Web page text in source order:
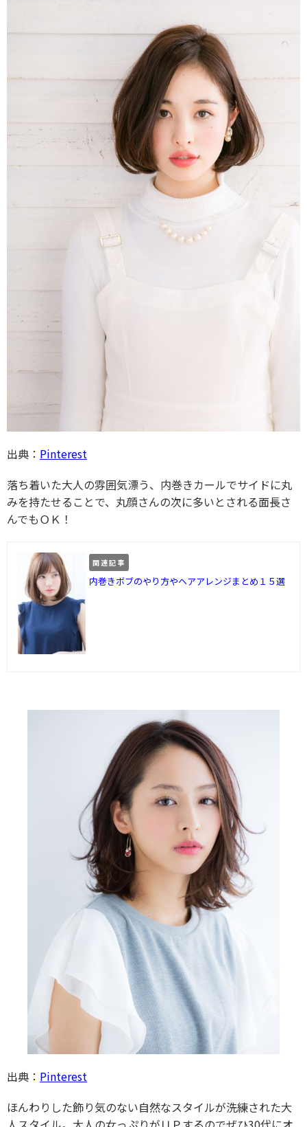
出典： Pinterest
落ち着いた大人の雰囲気漂う、内巻きカールでサイドに丸
みを持たせることで、丸顔さんの次に多いとされる面長さ
んでもＯＫ！
関連記事
内巻きボブのやり方やヘアアレンジまとめ１５選
出典： Pinterest
ほんわりした飾り気のない自然なスタイルが洗練された大